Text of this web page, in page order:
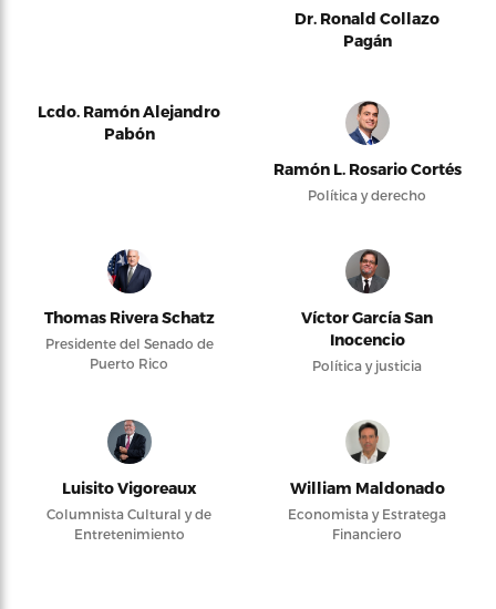
Dr. Ronald Collazo
Pagán
Lcdo. Ramón Alejandro
Pabón
Ramón L. Rosario Cortés
Política y derecho
Thomas Rivera Schatz
Presidente del Senado de
Puerto Rico
Víctor García San
Inocencio
Política y justicia
Luisito Vigoreaux
Columnista Cultural y de
Entretenimiento
William Maldonado
Economista y Estratega
Financiero